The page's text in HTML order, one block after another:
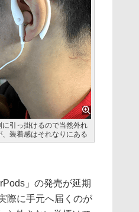
に引っ掛けるので当然外れ
、装着感はそれなりにある
」の発売が延期
際に手元へ届くのが